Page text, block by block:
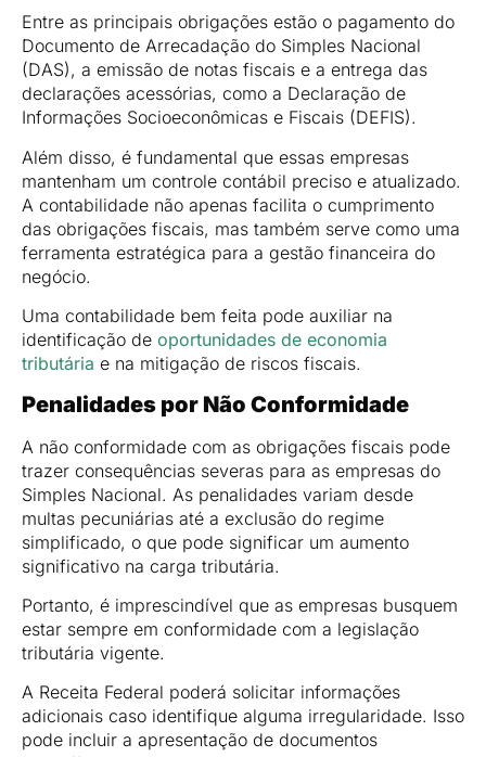
Entre as principais obrigações estão o pagamento do
Documento de Arrecadação do Simples Nacional
(DAS), a emissão de notas fiscais e a entrega das
declarações acessórias, como a Declaração de
Informações Socioeconômicas e Fiscais (DEFIS).
Além disso, é fundamental que essas empresas
mantenham um controle contábil preciso e atualizado.
A contabilidade não apenas facilita o cumprimento
das obrigações fiscais, mas também serve como uma
ferramenta estratégica para a gestão financeira do
negócio.
Uma contabilidade bem feita pode auxiliar na
identificação de oportunidades de economia
tributária e na mitigação de riscos fiscais.
Penalidades por Não Conformidade
A não conformidade com as obrigações fiscais pode
trazer consequências severas para as empresas do
Simples Nacional. As penalidades variam desde
multas pecuniárias até a exclusão do regime
simplificado, o que pode significar um aumento
significativo na carga tributária.
Portanto, é imprescindível que as empresas busquem
estar sempre em conformidade com a legislação
tributária vigente.
A Receita Federal poderá solicitar informações
adicionais caso identifique alguma irregularidade. Isso
pode incluir a apresentação de documentos